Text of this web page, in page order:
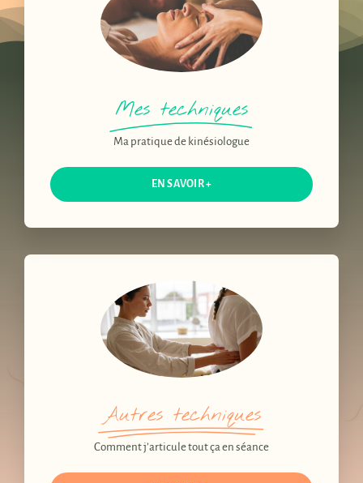
Autres techniques
Comment j’articule tout ça en séance
Mes techniques
Ma pratique de kinésiologue
EN SAVOIR +